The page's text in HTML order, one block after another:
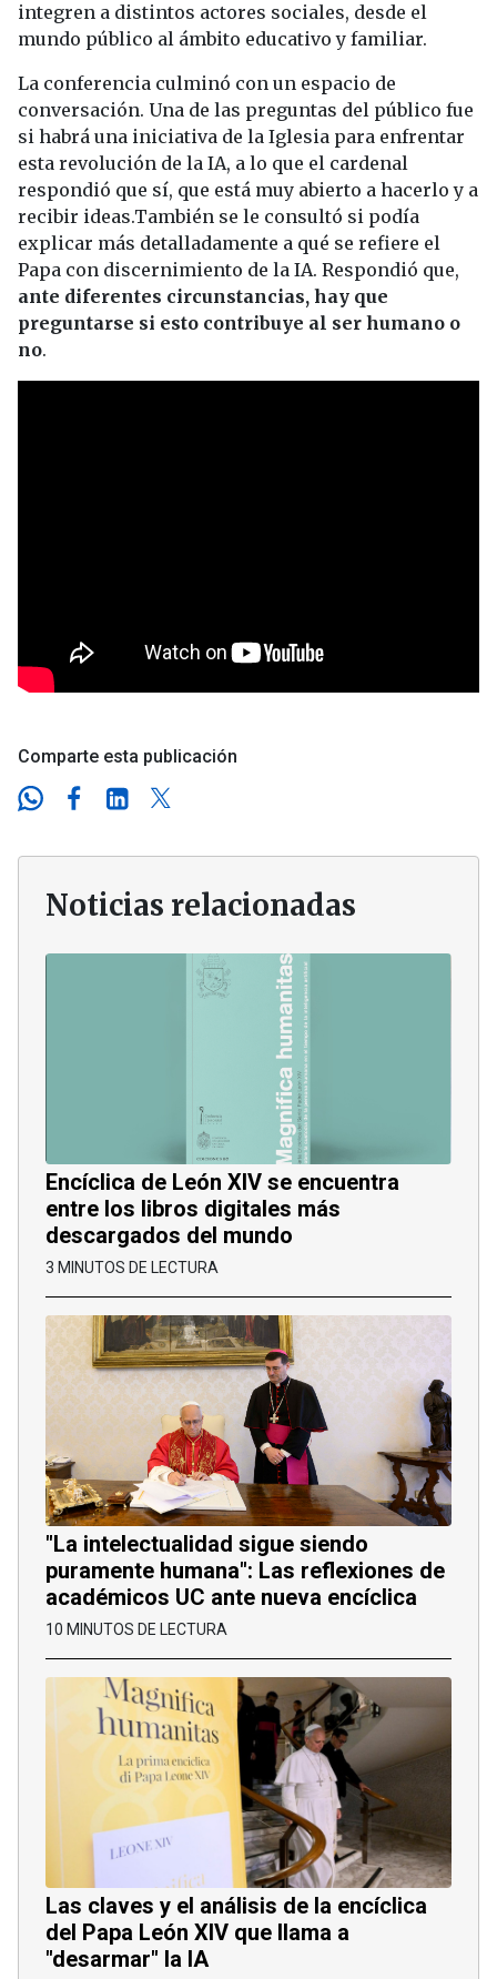
integren a distintos actores sociales, desde el
mundo público al ámbito educativo y familiar.
La conferencia culminó con un espacio de
conversación. Una de las preguntas del público fue
si habrá una iniciativa de la Iglesia para enfrentar
esta revolución de la IA, a lo que el cardenal
respondió que sí, que está muy abierto a hacerlo y a
recibir ideas.También se le consultó si podía
explicar más detalladamente a qué se refiere el
Papa con discernimiento de la IA. Respondió que,
ante diferentes circunstancias, hay que
preguntarse si esto contribuye al ser humano o
no.
Comparte esta publicación
Noticias relacionadas
Encíclica de León XIV se encuentra
entre los libros digitales más
descargados del mundo
3 MINUTOS DE LECTURA
"La intelectualidad sigue siendo
puramente humana": Las reflexiones de
académicos UC ante nueva encíclica
10 MINUTOS DE LECTURA
Las claves y el análisis de la encíclica
del Papa León XIV que llama a
"desarmar" la IA